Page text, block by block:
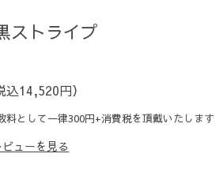
ストライプ
込14,520円）
料として一律300円+消費税を頂戴いたします
ューを見る